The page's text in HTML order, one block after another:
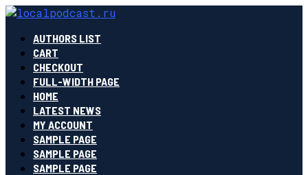
AUTHORS LIST
CART
CHECKOUT
FULL-WIDTH PAGE
HOME
LATEST NEWS
MY ACCOUNT
SAMPLE PAGE
SAMPLE PAGE
SAMPLE PAGE